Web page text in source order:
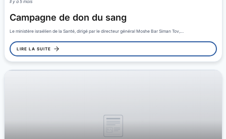
Il y a 5 mois
Campagne de don du sang
Le ministère israélien de la Santé, dirigé par le directeur général Moshe Bar Siman Tov,…
LIRE LA SUITE